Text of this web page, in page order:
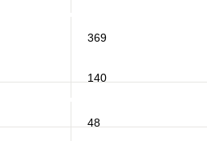
369
140
48